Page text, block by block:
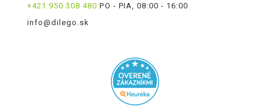
+421 950 308 480 PO - PIA, 08:00 - 16:00
info@dilego.sk